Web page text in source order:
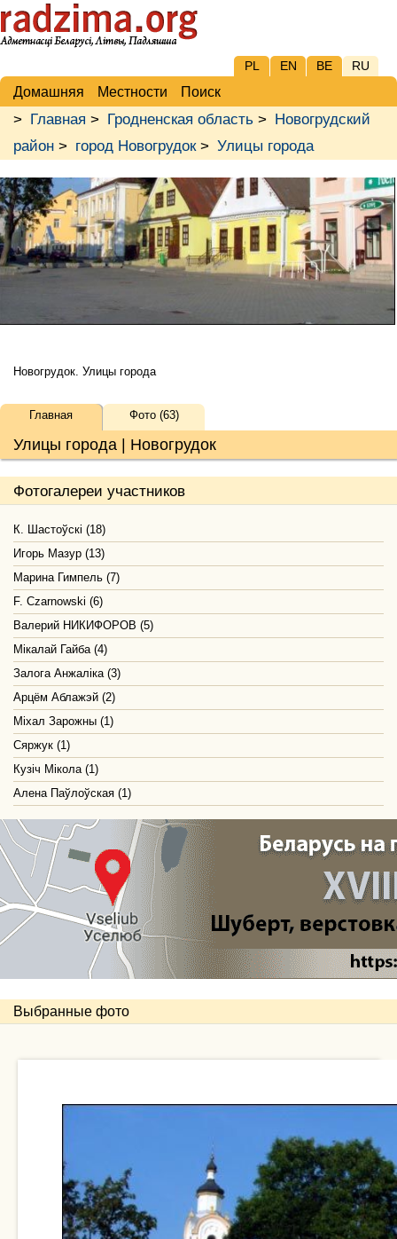
PL EN BE RU
Домашняя Местности Поиск
> Главная > Гродненская область > Новогрудский
район > город Новогрудок> Улицы города
Новогрудок. Улицы города
Улицы города | Новогрудок
Главная Фото (63)
Фотогалереи участников
К. Шастоўскі (18)
Игорь Мазур (13)
Марина Гимпель (7)
F. Czarnowski (6)
Валерий НИКИФОРОВ (5)
Мікалай Гайба (4)
Залога Анжаліка (3)
Арцём Аблажэй (2)
Міхал Зарожны (1)
Сяржук (1)
Кузіч Мікола (1)
Алена Паўлоўская (1)
Выбранные фото